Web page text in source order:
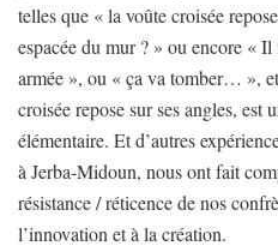
telles que « la voûte croisée
espacée du mur ? » ou encore «
armée », ou « ça va tomber… »,
croisée repose sur ses angles, est
élémentaire. Et d’autres
à Jerba-Midoun, nous ont fait
résistance / réticence de nos
l’innovation et à la création.